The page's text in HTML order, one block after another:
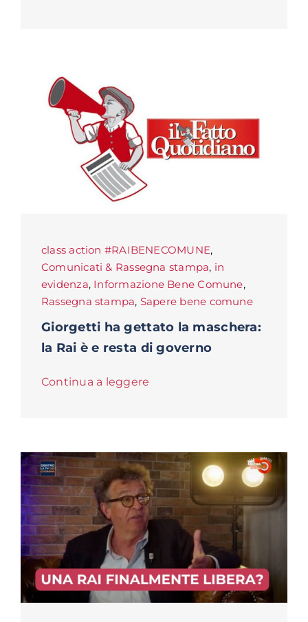
class action #RAIBENECOMUNE,
Comunicati & Rassegna stampa, in
evidenza, Informazione Bene Comune,
Rassegna stampa, Sapere bene comune
Giorgetti ha gettato la maschera:
la Rai è e resta di governo
Continua a leggere